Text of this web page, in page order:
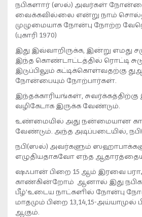
நபிகளார் (ஸல்) அவர்கள் நோன்பை
வைக்கவில்லை என்று நாம்
முழுமையாக நோன்பு நோற்ற
(புகாரி 1970)
இது இவ்வாறிருக்க, இன்று எமது
இந்த கொண்டாட்டத்தில் ரொட்டி
இடுப்பிலும் கட்டிக்கொள்வதற்கு
நோன்பையும் நோற்பார்கள்.
இந்தக்காரியங்கள்,
வழிகேடாக இருக்க வேண்டும்.
உண்மையில் அது நன்மையான
வேண்டும். அந்த அடிப்படையில்,
நபி(ஸல்) அவர்களும்
எழுதியதாகவோ எந்த
ஷஃபான் பிறை 15 ஆம் இரவை
காண்கின்றோம் ஆனால் இது
பீழ்’உடைய நாட்களில் நோன்பு
மாதமும் பிறை 13,14,15-
ஆகும்.